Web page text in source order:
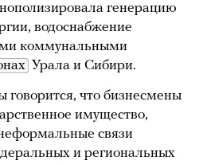
генерацию
водоснабжение
коммунальными
Урала и Сибири.
говорится, что бизнесмены
имущество,
связи
и региональных